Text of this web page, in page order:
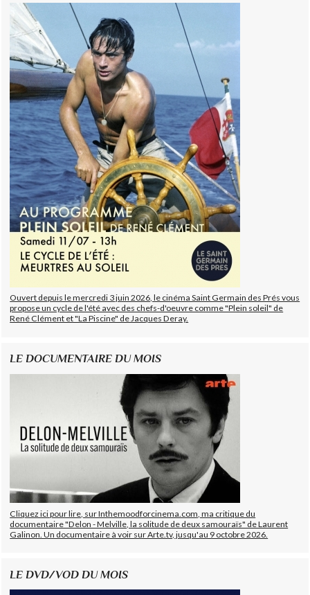
Ouvert depuis le mercredi 3 juin 2026, le cinéma Saint Germain des Prés vous
propose un cycle de l'été avec des chefs-d'oeuvre comme "Plein soleil" de
René Clément et "La Piscine" de Jacques Deray.
LE DOCUMENTAIRE DU MOIS
Cliquez ici pour lire, sur Inthemoodforcinema.com, ma critique du
documentaire "Delon - Melville, la solitude de deux samouraïs" de Laurent
Galinon. Un documentaire à voir sur Arte.tv, jusqu'au 9 octobre 2026.
LE DVD/VOD DU MOIS